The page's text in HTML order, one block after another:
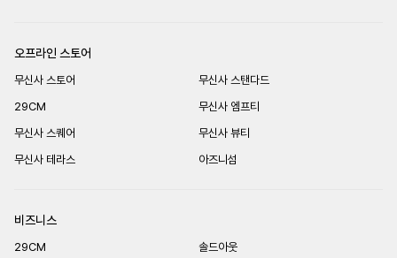
오프라인 스토어
무신사 스토어
무신사 스탠다드
29CM
무신사 엠프티
무신사 스퀘어
무신사 뷰티
무신사 테라스
아즈니섬
비즈니스
29CM
솔드아웃